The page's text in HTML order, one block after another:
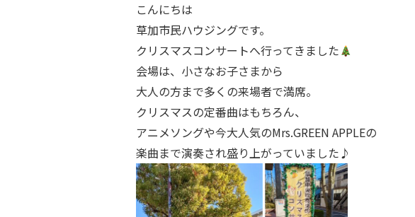
こんにちは
草加市民ハウジングです。
クリスマスコンサートへ行ってきました
会場は、小さなお子さまから
大人の方まで多くの来場者で満席。
クリスマスの定番曲はもちろん、
アニメソングや今大人気のMrs.GREEN APPLEの
楽曲まで演奏され盛り上がっていました♪